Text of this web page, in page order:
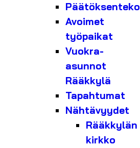
Päätöksenteko
Avoimet
työpaikat
Vuokra-
asunnot
Rääkkylä
Tapahtumat
Nähtävyydet
Rääkkylän
kirkko